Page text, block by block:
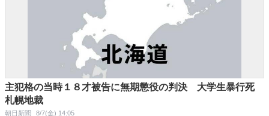
主犯格の当時１８才被告に無期懲役の判決 大学生暴行死
札幌地裁
朝日新聞 8/7(金) 14:05